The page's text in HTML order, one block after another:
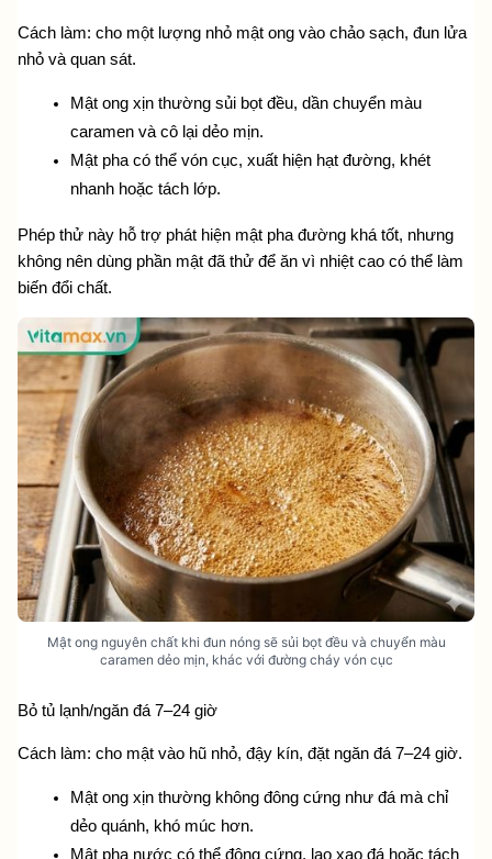
Cách làm: cho một lượng nhỏ mật ong vào chảo sạch, đun lửa
nhỏ và quan sát.
Mật ong xịn thường sủi bọt đều, dần chuyển màu
caramen và cô lại dẻo mịn.
Mật pha có thể vón cục, xuất hiện hạt đường, khét
nhanh hoặc tách lớp.
Phép thử này hỗ trợ phát hiện mật pha đường khá tốt, nhưng
không nên dùng phần mật đã thử để ăn vì nhiệt cao có thể làm
biến đổi chất.
Mật ong nguyên chất khi đun nóng sẽ sủi bọt đều và chuyển màu
caramen dẻo mịn, khác với đường cháy vón cục
Bỏ tủ lạnh/ngăn đá 7–24 giờ
Cách làm: cho mật vào hũ nhỏ, đậy kín, đặt ngăn đá 7–24 giờ.
Mật ong xịn thường không đông cứng như đá mà chỉ
dẻo quánh, khó múc hơn.
Mật pha nước có thể đông cứng, lạo xạo đá hoặc tách